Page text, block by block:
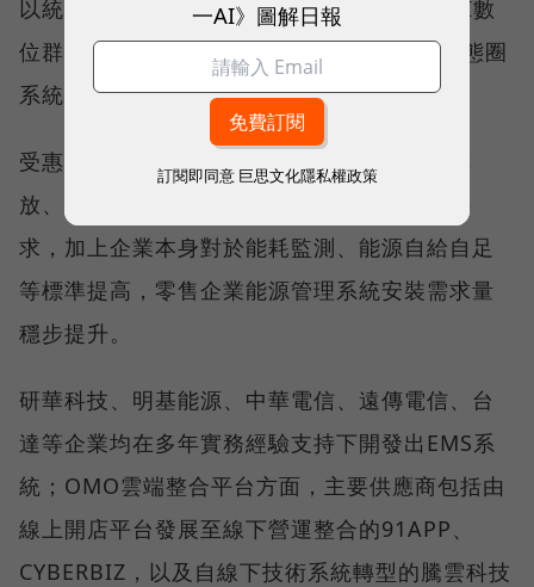
以統一超與屈臣氏為代表，其中統一超旗下AI數
位群於2020年重新架構OPEN POINT熟客生態圈
系統，串接16家通路線上線下消費資訊。
受惠於政府政策對於企業碳足跡與溫室氣體排
放、用電管控、積極推動再生能源等措施及要
求，加上企業本身對於能耗監測、能源自給自足
等標準提高，零售企業能源管理系統安裝需求量
穩步提升。
研華科技、明基能源、中華電信、遠傳電信、台
達等企業均在多年實務經驗支持下開發出EMS系
統；OMO雲端整合平台方面，主要供應商包括由
線上開店平台發展至線下營運整合的91APP、
CYBERBIZ，以及自線下技術系統轉型的騰雲科技
一AI》圖解日報
訂閱即同意 巨思文化隱私權政策